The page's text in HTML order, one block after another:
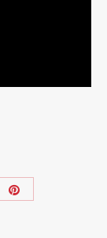
Share